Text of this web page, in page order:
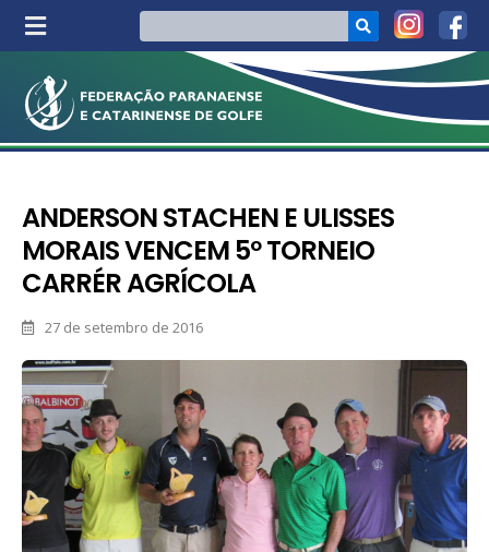
ANDERSON STACHEN E ULISSES
MORAIS VENCEM 5º TORNEIO
CARRÉR AGRÍCOLA
27 de setembro de 2016